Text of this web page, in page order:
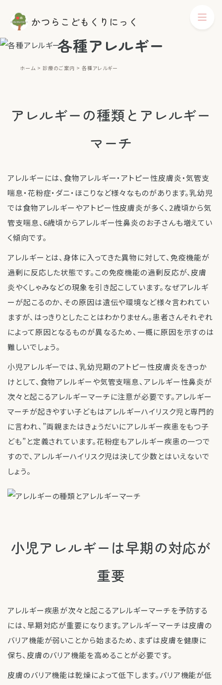
各種アレルギー
ホーム 診療のご案内 各種アレルギー
アレルギーの種類とアレルギー
マーチ
アレルギーには、食物アレルギー・アトピー性皮膚炎・気管支
喘息・花粉症・ダニ・ほこりなど様々なものがあります。乳幼児
では食物アレルギーやアトピー性皮膚炎が多く、2歳頃から気
管支喘息、6歳頃からアレルギー性鼻炎のお子さんも増えてい
く傾向です。
アレルギーとは、身体に入ってきた異物に対して、免疫機能が
過剰に反応した状態です。この免疫機能の過剰反応が、皮膚
炎やくしゃみなどの現象を引き起こしています。なぜアレルギ
ーが起こるのか、その原因は遺伝や環境など様々言われてい
ますが、はっきりとしたことはわかりません。患者さんそれぞれ
によって原因となるものが異なるため、一概に原因を示すのは
難しいでしょう。
小児アレルギーでは、乳幼児期のアトピー性皮膚炎をきっか
けとして、食物アレルギーや気管支喘息、アレルギー性鼻炎が
次々と起こるアレルギーマーチに注意が必要です。アレルギー
マーチが起きやすい子どもはアレルギーハイリスク児と専門的
に言われ、”両親またはきょうだいにアレルギー疾患をもつ子
ども”と定義されています。花粉症もアレルギー疾患の一つで
すので、アレルギーハイリスク児は決して少数とはいえないで
しょう。
小児アレルギーは早期の対応が
重要
アレルギー疾患が次々と起こるアレルギーマーチを予防する
には、早期対応が重要になります。アレルギーマーチは皮膚の
バリア機能が弱いことから始まるため、まずは皮膚を健康に
保ち、皮膚のバリア機能を高めることが必要です。
皮膚のバリア機能は乾燥によって低下します。バリア機能が低